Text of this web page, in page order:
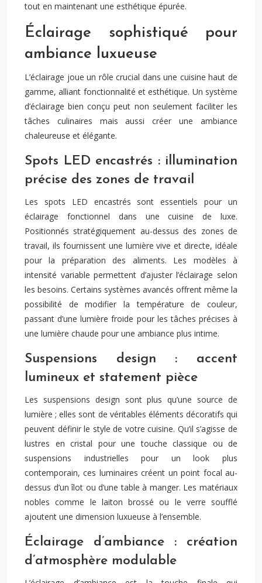
tout en maintenant une esthétique épurée.
Éclairage sophistiqué pour
ambiance luxueuse
L’éclairage joue un rôle crucial dans une cuisine haut de
gamme, alliant fonctionnalité et esthétique. Un système
d’éclairage bien conçu peut non seulement faciliter les
tâches culinaires mais aussi créer une ambiance
chaleureuse et élégante.
Spots LED encastrés : illumination
précise des zones de travail
Les spots LED encastrés sont essentiels pour un
éclairage fonctionnel dans une cuisine de luxe.
Positionnés stratégiquement au-dessus des zones de
travail, ils fournissent une lumière vive et directe, idéale
pour la préparation des aliments. Les modèles à
intensité variable permettent d’ajuster l’éclairage selon
les besoins. Certains systèmes avancés offrent même la
possibilité de modifier la température de couleur,
passant d’une lumière froide pour les tâches précises à
une lumière chaude pour une ambiance plus intime.
Suspensions design : accent
lumineux et statement pièce
Les suspensions design sont plus qu’une source de
lumière ; elles sont de véritables éléments décoratifs qui
peuvent définir le style de votre cuisine. Qu’il s’agisse de
lustres en cristal pour une touche classique ou de
suspensions industrielles pour un look plus
contemporain, ces luminaires créent un point focal au-
dessus d’un îlot ou d’une table à manger. Les matériaux
nobles comme le laiton brossé ou le verre soufflé
ajoutent une dimension luxueuse à l’ensemble.
Éclairage d’ambiance : création
d’atmosphère modulable